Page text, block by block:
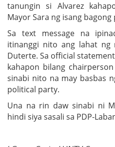
tanungin si Alvarez
Mayor Sara ng isang
Sa text message na
itinanggi nito ang lahat ng
Duterte. Sa official
kahapon bilang
sinabi nito na may basbas
political party.
Una na rin daw sinabi ni
hindi siya sasali sa PDP-